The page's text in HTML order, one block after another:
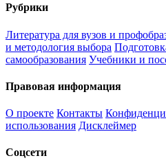
Рубрики
Литература для вузов и
и методология выбора
самообразования Учебники и
Правовая информация
О проекте Контакты
использования Дисклеймер
Соцсети